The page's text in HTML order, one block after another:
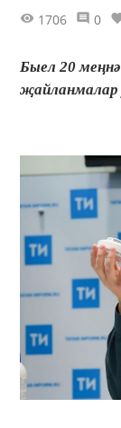
1706 0
Быел 20